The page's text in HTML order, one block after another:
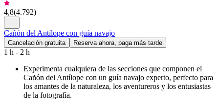
4,8(4.792)
Cañón del Antílope con guía navajo
Cancelación gratuita Reserva ahora, paga más tarde
1 h - 2 h
Experimenta cualquiera de las secciones que componen el
Cañón del Antílope con un guía navajo experto, perfecto para
los amantes de la naturaleza, los aventureros y los entusiastas
de la fotografía.